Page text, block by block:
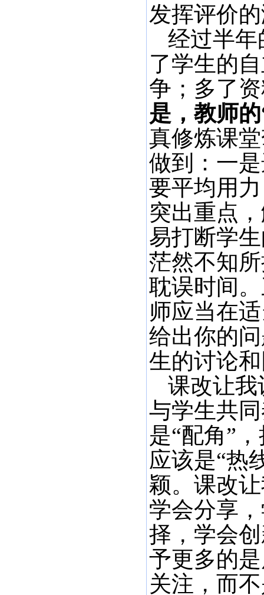
发挥评价
经过半
了学生的
争；多了
是，教师
真修炼课
做到：一
要平均用
突出重点
易打断学
茫然不知
耽误时间
师应当在
给出你的
生的讨论
课改让我
与学生共
是“配角”
应该是“热
颖。课改
学会分享
择，学会
予更多的
关注，而